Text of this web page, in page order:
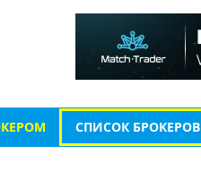
СПИСОК БРОКЕРОВ